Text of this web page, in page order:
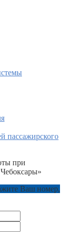
пассажирского
Ваш номер,